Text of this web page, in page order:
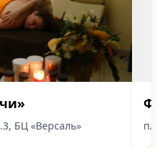
БЦ «Версаль»